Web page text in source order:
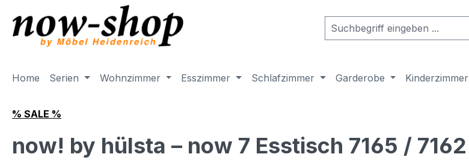
Hauptinhalt springen
Zur Suche springen
Zur Hauptnavigation springen
Home Serien Wohnzimmer Esszimmer Schlafzimmer Garderobe Kinderzimmer
% SALE %
now! by hülsta – now 7 Esstisch 7165 / 7162